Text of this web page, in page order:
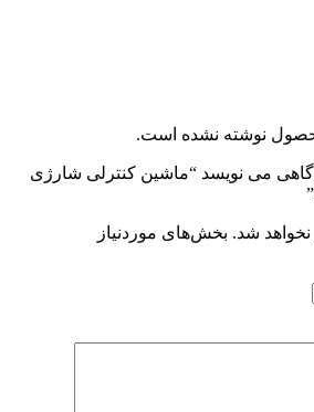
نوشته نشده است.
می نویسد “ماشین کنترلی شارژی
شد. بخش‌های موردنیاز